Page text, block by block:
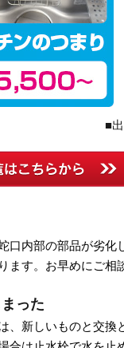
■
口内部の部品が劣化
す。お早めにご相
った
、新しいものと交換